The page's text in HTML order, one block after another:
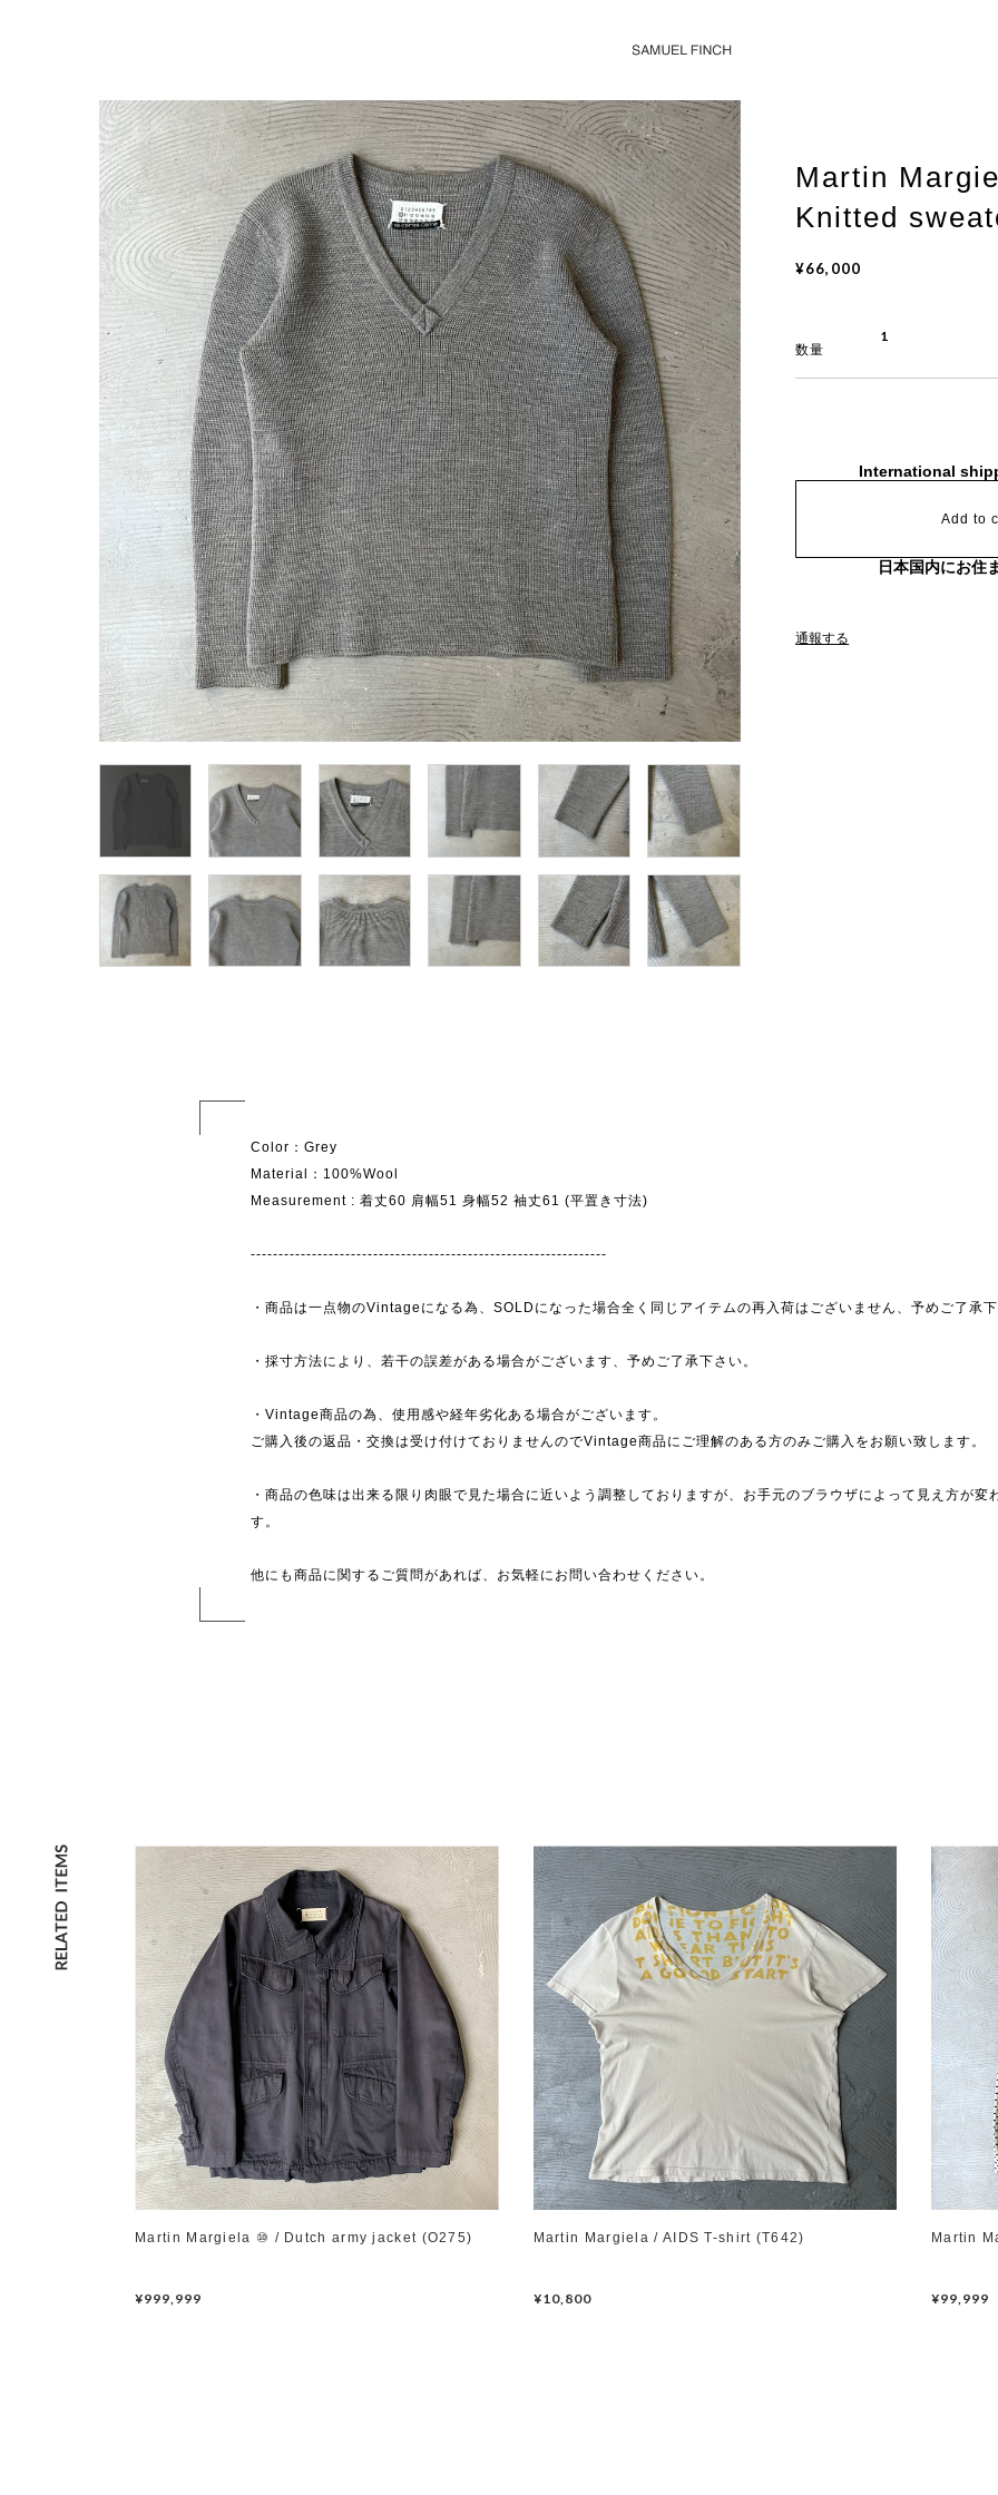
Martin
Knitted
¥66,000
数量
International
Add to
日本国内にお住
通報する
Color：Grey
Material：100%Wool
Measurement : 着丈60 肩幅51 身幅52 袖丈61 (平置き寸法)
----------------------------------------------------------------
・商品は一点物のVintageになる為、SOLDになった場合全く同じアイテムの再入荷はございません、予めご了承下
・採寸方法により、若干の誤差がある場合がございます、予めご了承下さい。
・Vintage商品の為、使用感や経年劣化ある場合がございます。
ご購入後の返品・交換は受け付けておりませんのでVintage商品にご理解のある方のみご購入をお願い致します。
・商品の色味は出来る限り肉眼で見た場合に近いよう調整しておりますが、お手元のブラウザによって見え方が変
す。
他にも商品に関するご質問があれば、お気軽にお問い合わせください。
Martin Margiela ⑩ / Dutch army jacket (O275)
¥999,999
Martin Margiela / AIDS T-shirt (T642)
¥10,800
Martin
¥99,999